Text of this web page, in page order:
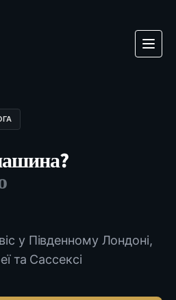
у Південному Лондоні,
та Сассексі